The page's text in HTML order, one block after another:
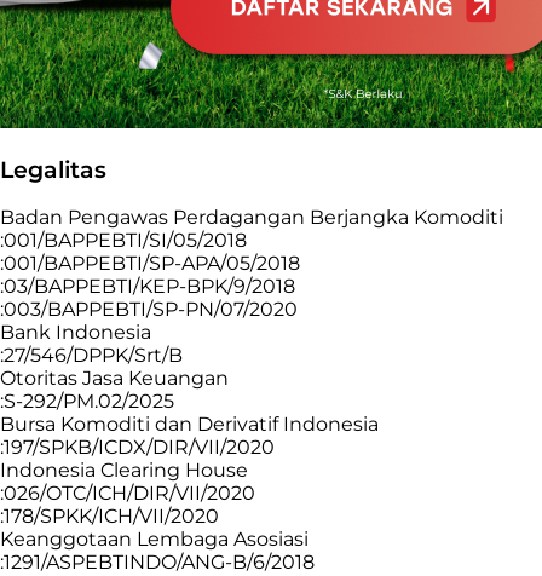
Legalitas
Badan Pengawas Perdagangan Berjangka Komoditi
:001/BAPPEBTI/SI/05/2018
:001/BAPPEBTI/SP-APA/05/2018
:03/BAPPEBTI/KEP-BPK/9/2018
:003/BAPPEBTI/SP-PN/07/2020
Bank Indonesia
:27/546/DPPK/Srt/B
Otoritas Jasa Keuangan
:S-292/PM.02/2025
Bursa Komoditi dan Derivatif Indonesia
:197/SPKB/ICDX/DIR/VII/2020
Indonesia Clearing House
:026/OTC/ICH/DIR/VII/2020
:178/SPKK/ICH/VII/2020
Keanggotaan Lembaga Asosiasi
:1291/ASPEBTINDO/ANG-B/6/2018